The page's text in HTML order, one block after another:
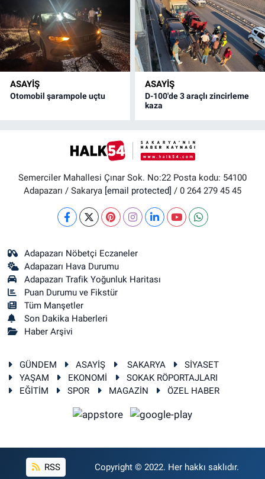
ASAYİŞ
Otomobil şarampole uçtu
ASAYİŞ
D-100'de 3 araçlı zincirleme
kaza
Semerciler Mahallesi Çınar Sok. No:22 Posta kodu: 54100
Adapazarı / Sakarya [email protected] / 0 264 279 45 45
Adapazarı Nöbetçi Eczaneler
Adapazarı Hava Durumu
Adapazarı Trafik Yoğunluk Haritası
Puan Durumu ve Fikstür
Tüm Manşetler
Son Dakika Haberleri
Haber Arşivi
GÜNDEM ASAYİŞ SAKARYA
SİYASET
YAŞAM
EKONOMİ
SOKAK RÖPORTAJLARI
EĞİTİM
SPOR MAGAZİN ÖZEL HABER
RSS Copyright © 2022. Her hakkı saklıdır.